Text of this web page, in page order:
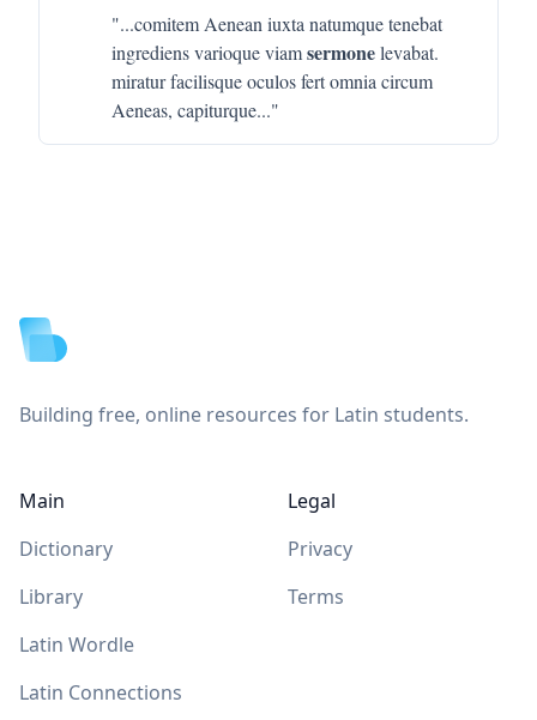
"...comitem Aenean iuxta natumque tenebat
ingrediens varioque viamsermonelevabat.
miratur facilisque oculos fert omnia circum
Aeneas, capiturque..."
Building free, online resources for Latin students.
Main
Dictionary
Library
Latin Wordle
Latin Connections
Legal
Privacy
Terms